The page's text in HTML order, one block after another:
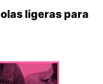
ligeras para